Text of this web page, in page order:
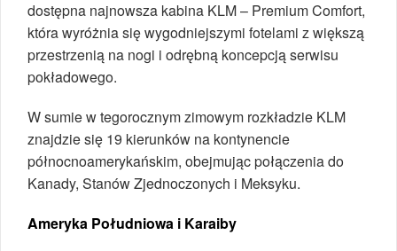
dostępna najnowsza kabina KLM – Premium Comfort,
która wyróżnia się wygodniejszymi fotelami z większą
przestrzenią na nogi i odrębną koncepcją serwisu
pokładowego.
W sumie w tegorocznym zimowym rozkładzie KLM
znajdzie się 19 kierunków na kontynencie
północnoamerykańskim, obejmując połączenia do
Kanady, Stanów Zjednoczonych i Meksyku.
Ameryka Południowa i Karaiby